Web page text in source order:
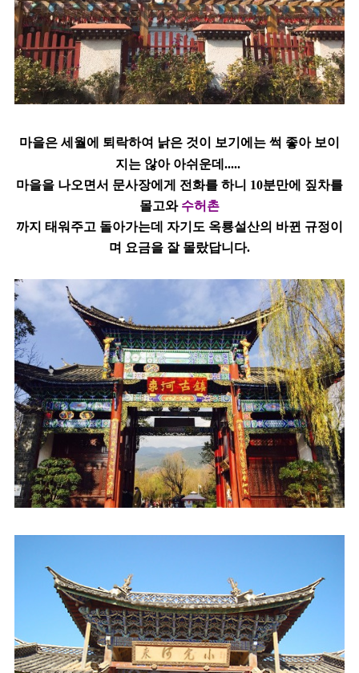
마을은 세월에 퇴락하여 낡은 것이 보기에는 썩 좋아 보이
지는 않아 아쉬운데.....
마을을 나오면서 문사장에게 전화를 하니 10분만에 짚차를
몰고와수허촌
까지 태워주고 돌아가는데 자기도 옥룡설산의 바뀐 규정이
며 요금을 잘 몰랐답니다.